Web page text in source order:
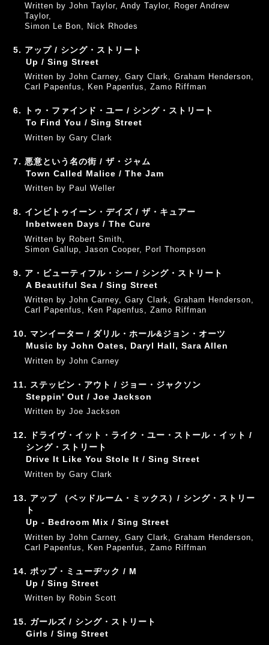
Written by John Taylor, Andy Taylor, Roger Andrew
Taylor,
Simon Le Bon, Nick Rhodes
5. アップ / シング・ストリート
Up / Sing Street
Written by John Carney, Gary Clark, Graham Henderson,
Carl Papenfus, Ken Papenfus, Zamo Riffman
6. トゥ・ファインド・ユー / シング・ストリート
To Find You / Sing Street
Written by Gary Clark
7. 悪意という名の街 / ザ・ジャム
Town Called Malice / The Jam
Written by Paul Weller
8. インビトゥイーン・デイズ / ザ・キュアー
Inbetween Days / The Cure
Written by Robert Smith,
Simon Gallup, Jason Cooper, Porl Thompson
9. ア・ビューティフル・シー / シング・ストリート
A Beautiful Sea / Sing Street
Written by John Carney, Gary Clark, Graham Henderson,
Carl Papenfus, Ken Papenfus, Zamo Riffman
10. マンイーター / ダリル・ホール&ジョン・オーツ
Music by John Oates, Daryl Hall, Sara Allen
Written by John Carney
11. ステッピン・アウト / ジョー・ジャクソン
Steppin' Out / Joe Jackson
Written by Joe Jackson
12. ドライヴ・イット・ライク・ユー・ストール・イット /
シング・ストリート
Drive It Like You Stole It / Sing Street
Written by Gary Clark
13. アップ （ベッドルーム・ミックス）/ シング・ストリー
ト
Up - Bedroom Mix / Sing Street
Written by John Carney, Gary Clark, Graham Henderson,
Carl Papenfus, Ken Papenfus, Zamo Riffman
14. ポップ・ミューヂック / M
Up / Sing Street
Written by Robin Scott
15. ガールズ / シング・ストリート
Girls / Sing Street